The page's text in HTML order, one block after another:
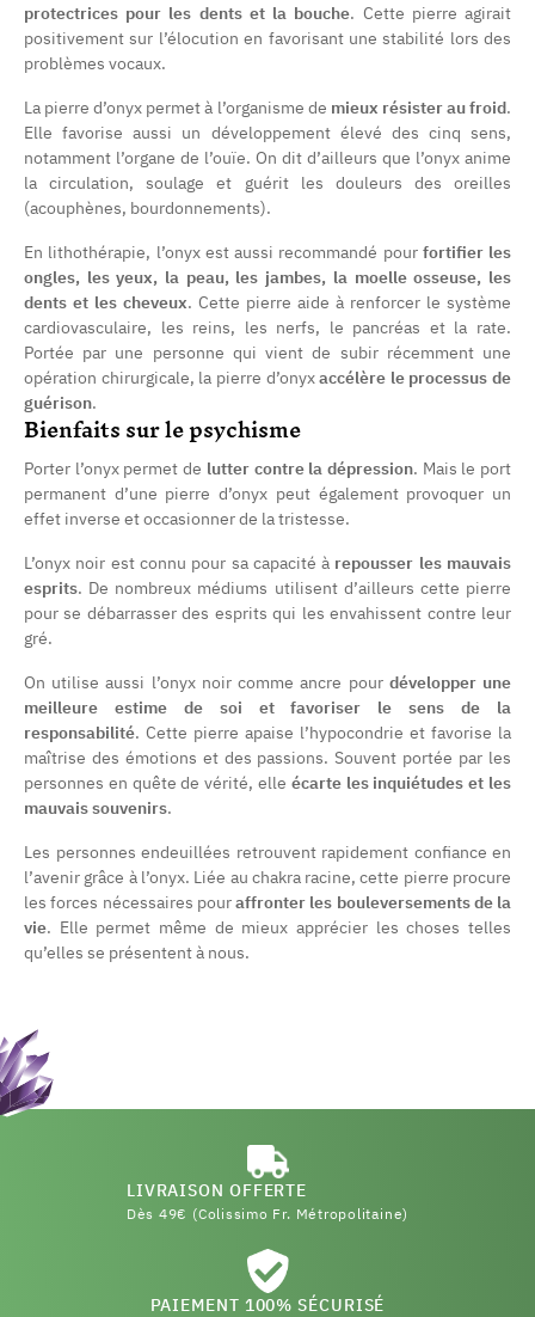
protectrices pour les dents et la bouche. Cette pierre agirait
positivement sur l’élocution en favorisant une stabilité lors des
problèmes vocaux.
La pierre d’onyx permet à l’organisme de mieux résister au froid.
Elle favorise aussi un développement élevé des cinq sens,
notamment l’organe de l’ouïe. On dit d’ailleurs que l’onyx anime
la circulation, soulage et guérit les douleurs des oreilles
(acouphènes, bourdonnements).
En lithothérapie, l’onyx est aussi recommandé pour fortifier les
ongles, les yeux, la peau, les jambes, la moelle osseuse, les
dents et les cheveux. Cette pierre aide à renforcer le système
cardiovasculaire, les reins, les nerfs, le pancréas et la rate.
Portée par une personne qui vient de subir récemment une
opération chirurgicale, la pierre d’onyxaccélère le processus de
guérison.
Bienfaits sur le psychisme
Porter l’onyx permet de lutter contre la dépression. Mais le port
permanent d’une pierre d’onyx peut également provoquer un
effet inverse et occasionner de la tristesse.
L’onyx noir est connu pour sa capacité à repousser les mauvais
esprits. De nombreux médiums utilisent d’ailleurs cette pierre
pour se débarrasser des esprits qui les envahissent contre leur
gré.
On utilise aussi l’onyx noir comme ancre pour développer une
meilleure estime de soi et favoriser le sens de la
responsabilité. Cette pierre apaise l’hypocondrie et favorise la
maîtrise des émotions et des passions. Souvent portée par les
personnes en quête de vérité, elle écarte les inquiétudes et les
mauvais souvenirs.
Les personnes endeuillées retrouvent rapidement confiance en
l’avenir grâce à l’onyx. Liée au chakra racine, cette pierre procure
les forces nécessaires pouraffronter les bouleversements de la
vie. Elle permet même de mieux apprécier les choses telles
qu’elles se présentent à nous.
LIVRAISON OFFERTE
Dès 49€ (Colissimo Fr. Métropolitaine)
PAIEMENT 100% SÉCURISÉ